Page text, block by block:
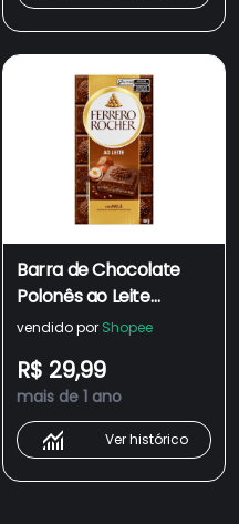
Barra de Chocolate
Polonês ao Leite
Recheio Avelã e Cacau
vendido por Shopee
R$ 29,99
mais de 1 ano
Ver histórico